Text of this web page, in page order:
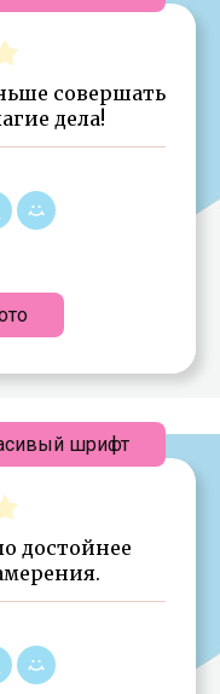
совершать
дела!
достойнее
шрифт